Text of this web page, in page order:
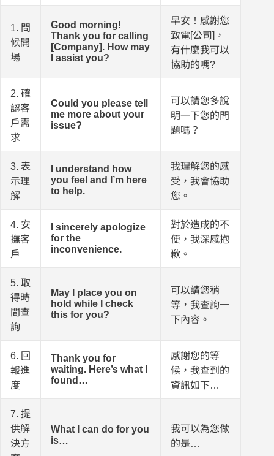
1. 問
候開
場
Good morning!
Thank you for calling
[Company]. How may
I assist you?
早安！感謝您
致電[公司]，
有什麼我可以
協助的嗎?
2. 確
認客
戶需
求
Could you please tell
me more about your
issue?
可以請您多說
明一下您的問
題嗎？
3. 表
示理
解
I understand how
you feel and I’m here
to help.
我理解您的感
受，我會協助
您。
4. 安
撫客
戶
I sincerely apologize
for the
inconvenience.
對於造成的不
便，我深感抱
歉。
5. 取
得時
間查
詢
May I place you on
hold while I check
this for you?
可以請您稍
等，我查詢一
下內容。
6. 回
報進
度
Thank you for
waiting. Here’s what I
found…
感謝您的等
候，我查到的
資訊如下…
7. 提
供解
決方
What I can do for you
is…
我可以為您做
的是…